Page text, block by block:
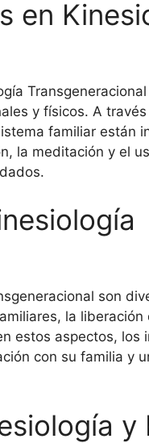
en
y físicos. A
familiar están
la meditación y el
son
la
estos aspectos, los
con su familia y
y